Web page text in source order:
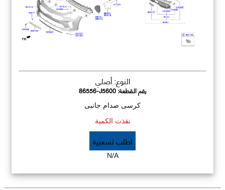
النوع: أصلي
رقم القطعة:86556-J5600
كرسى صدام جانبى
نفذت الكمية
اطلب تسعيرة
N/A